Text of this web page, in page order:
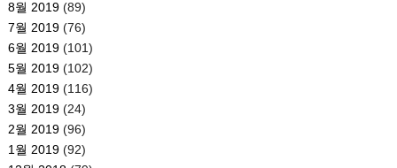
8월 2019(89)
7월 2019(76)
6월 2019(101)
5월 2019(102)
4월 2019(116)
3월 2019(24)
2월 2019(96)
1월 2019(92)